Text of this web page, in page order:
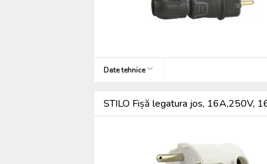
Date tehnice
STILO Fișă legatura jos, 16A,250V,